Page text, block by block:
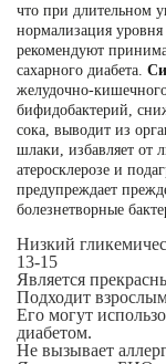
что при длительном
нормализация
рекомендуют
сахарного диабета.
желудочно-
бифидобактерий,
сока, выводит из
шлаки, избавляет от
атеросклерозе и
предупреждает
болезнетворные
Низкий
13-15
Является
Подходит
Его могут
диабетом.
Не вызывает